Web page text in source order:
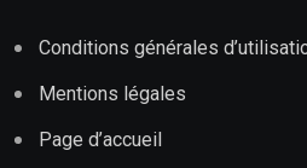
Conditions générales
Mentions légales
Page d’accueil